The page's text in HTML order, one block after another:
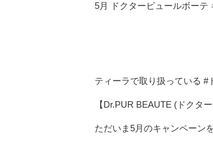
5月 ドクターピュールボーテ
ティーラで取り扱っている #
【Dr.PUR BEAUTE (ドクタ
ただいま5月のキャンペーン